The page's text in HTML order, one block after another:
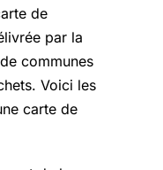
de
par la
communes
Voici les
carte de